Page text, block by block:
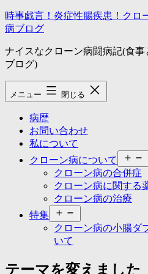
コ
ン
ン
ツ
へ
ス
キ
時事戯言！炎症性腸疾患！クロ
病ブログ
ナイスなクローン病闘病記(食
ブログ)
メニュー 閉じる
病歴
お問い合わせ
私について
クローン病について
ュ
クローン病の合併症
クローン病に関する
クローン病の治療
特集
ニ
ュ
開
クローン病の小腸ダ
いて
テーマを変えました